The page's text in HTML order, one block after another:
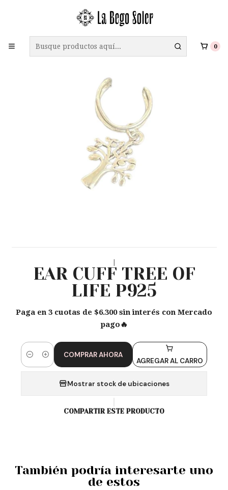
0
ENVÍO GRATIS A TODO CHILE EN COMPRAS SOBRE $69.990
|
EAR CUFF TREE OF
LIFE P925
Paga en 3 cuotas de $6.300 sin interés con Mercado
pago🔥
Cantidad AGREGAR AL CARRO
COMPRAR AHORA
Mostrar stock de ubicaciones
COMPARTIR ESTE PRODUCTO
También podría interesarte uno
de estos